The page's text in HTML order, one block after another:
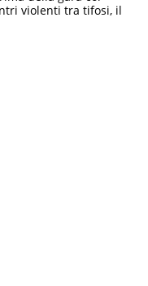
violenti tra tifosi, il